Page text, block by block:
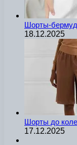
Шорты-
18.12.2025
Шорты до
17.12.2025